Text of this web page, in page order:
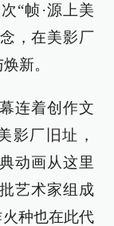
“帧·源上美
，在美影厂
新。
连着创作文
影厂旧址，
动画从这里
艺术家组成
种也在此代